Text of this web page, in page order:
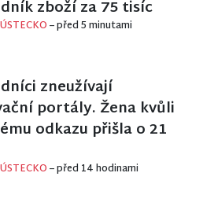
zboží za 75 tisíc
– před 5 minutami
zneužívají
portály. Žena kvůli
odkazu přišla o 21
– před 14 hodinami